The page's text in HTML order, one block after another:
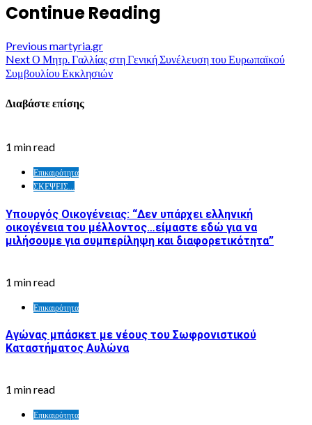
Continue Reading
Previous martyria.gr
NextΟ Μητρ. Γαλλίας στη Γενική Συνέλευση του Ευρωπαϊκού
Συμβουλίου Εκκλησιών
Διαβάστε επίσης
1 min read
Επικαιρότητα
ΣΚΕΨΕΙΣ...
Υπουργός Οικογένειας: “Δεν υπάρχει ελληνική
οικογένεια του μέλλοντος…είμαστε εδώ για να
μιλήσουμε για συμπερίληψη και διαφορετικότητα”
1 min read
Επικαιρότητα
Αγώνας μπάσκετ με νέους του Σωφρονιστικού
Καταστήματος Αυλώνα
1 min read
Επικαιρότητα